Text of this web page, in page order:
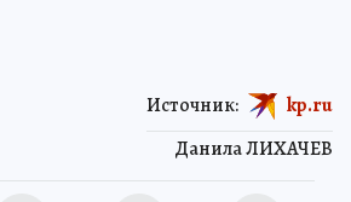
Данила ЛИХАЧЕВ
Источник: kp.ru